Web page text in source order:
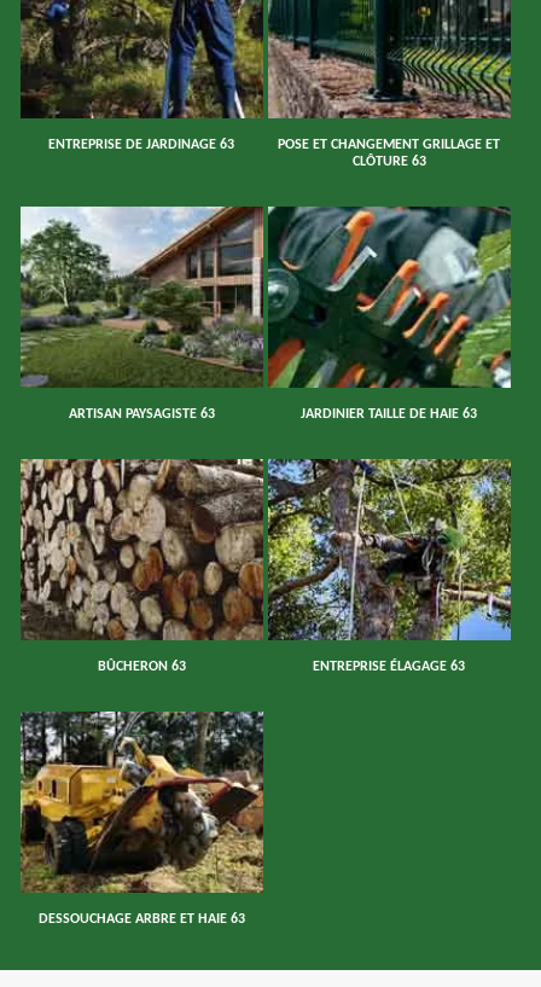
ENTREPRISE DE JARDINAGE 63
POSE ET CHANGEMENT GRILLAGE ET
CLÔTURE 63
ARTISAN PAYSAGISTE 63 JARDINIER TAILLE DE HAIE 63
BÛCHERON 63 ENTREPRISE ÉLAGAGE 63
DESSOUCHAGE ARBRE ET HAIE 63